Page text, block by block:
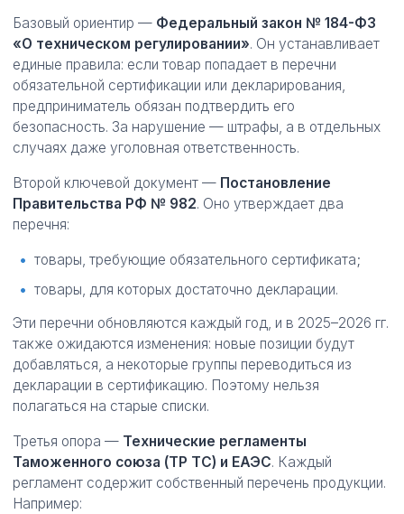
Базовый ориентир — Федеральный закон № 184-ФЗ
«О техническом регулировании». Он устанавливает
единые правила: если товар попадает в перечни
обязательной сертификации или декларирования,
предприниматель обязан подтвердить его
безопасность. За нарушение — штрафы, а в отдельных
случаях даже уголовная ответственность.
Второй ключевой документ — Постановление
Правительства РФ № 982. Оно утверждает два
перечня:
товары, требующие обязательного сертификата;
товары, для которых достаточно декларации.
Эти перечни обновляются каждый год, и в 2025–2026 гг.
также ожидаются изменения: новые позиции будут
добавляться, а некоторые группы переводиться из
декларации в сертификацию. Поэтому нельзя
полагаться на старые списки.
Третья опора — Технические регламенты
Таможенного союза (ТР ТС) и ЕАЭС. Каждый
регламент содержит собственный перечень продукции.
Например: